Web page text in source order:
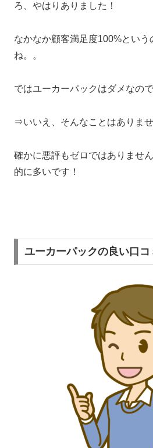
ろ、やはりありました！
なかなか顧客満足度100%という
ね。。
ではユーカーパックはダメなの
⇒いいえ、そんなことはありませ
確かに悪評もゼロではありませ
的に多いです！
ユーカーパックの良い口コ